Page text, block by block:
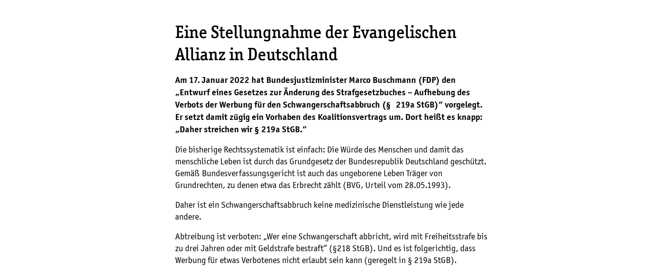
Eine Stellungnahme der Evangelischen
Allianz in Deutschland
Am 17. Januar 2022 hat Bundesjustizminister Marco Buschmann (FDP) den
„Entwurf eines Gesetzes zur Änderung des Strafgesetzbuches – Aufhebung des
Verbots der Werbung für den Schwangerschaftsabbruch (§ 219a StGB)“ vorgelegt.
Er setzt damit zügig ein Vorhaben des Koalitionsvertrags um. Dort heißt es knapp:
„Daher streichen wir § 219a StGB.“
Die bisherige Rechtssystematik ist einfach: Die Würde des Menschen und damit das
menschliche Leben ist durch das Grundgesetz der Bundesrepublik Deutschland geschützt.
Gemäß Bundesverfassungsgericht ist auch das ungeborene Leben Träger von
Grundrechten, zu denen etwa das Erbrecht zählt (BVG, Urteil vom 28.05.1993).
Daher ist ein Schwangerschaftsabbruch keine medizinische Dienstleistung wie jede
andere.
Abtreibung ist verboten: „Wer eine Schwangerschaft abbricht, wird mit Freiheitsstrafe bis
zu drei Jahren oder mit Geldstrafe bestraft“ (§218 StGB). Und es ist folgerichtig, dass
Werbung für etwas Verbotenes nicht erlaubt sein kann (geregelt in § 219a StGB).